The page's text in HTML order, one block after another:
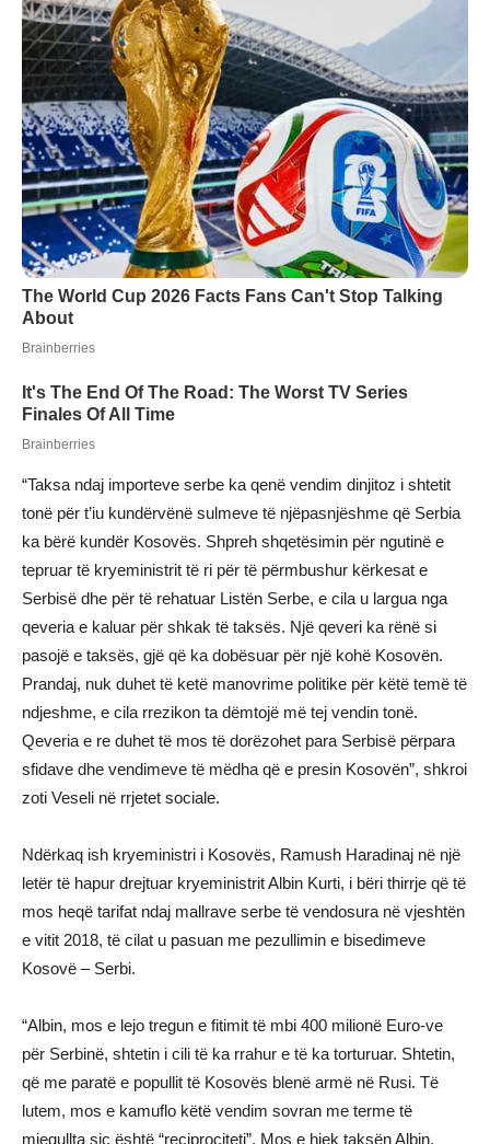
“Taksa ndaj importeve serbe ka qenë vendim dinjitoz i shtetit
tonë për t’iu kundërvënë sulmeve të njëpasnjëshme që Serbia
ka bërë kundër Kosovës. Shpreh shqetësimin për ngutinë e
tepruar të kryeministrit të ri për të përmbushur kërkesat e
Serbisë dhe për të rehatuar Listën Serbe, e cila u largua nga
qeveria e kaluar për shkak të taksës. Një qeveri ka rënë si
pasojë e taksës, gjë që ka dobësuar për një kohë Kosovën.
Prandaj, nuk duhet të ketë manovrime politike për këtë temë të
ndjeshme, e cila rrezikon ta dëmtojë më tej vendin tonë.
Qeveria e re duhet të mos të dorëzohet para Serbisë përpara
sfidave dhe vendimeve të mëdha që e presin Kosovën”, shkroi
zoti Veseli në rrjetet sociale.
Ndërkaq ish kryeministri i Kosovës, Ramush Haradinaj në një
letër të hapur drejtuar kryeministrit Albin Kurti, i bëri thirrje që të
mos heqë tarifat ndaj mallrave serbe të vendosura në vjeshtën
e vitit 2018, të cilat u pasuan me pezullimin e bisedimeve
Kosovë – Serbi.
“Albin, mos e lejo tregun e fitimit të mbi 400 milionë Euro-ve
për Serbinë, shtetin i cili të ka rrahur e të ka torturuar. Shtetin,
që me paratë e popullit të Kosovës blenë armë në Rusi. Të
lutem, mos e kamuflo këtë vendim sovran me terme të
mjegullta siç është “reciprociteti”. Mos e hjek taksën Albin.